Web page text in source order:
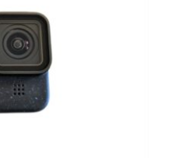
12 Black